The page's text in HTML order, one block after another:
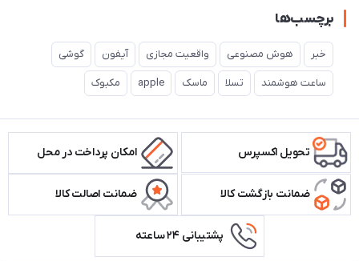
برچسب‌ها
خبر هوش مصنوعی واقعیت مجازی آیفون گوشی
ساعت هوشمند تسلا ماسک apple مکبوک
تحویل اکسپرس امکان پرداخت در محل
ضمانت بازگشت کالا ضمانت اصالت کالا
پشتیبانی ۲۴ ساعته